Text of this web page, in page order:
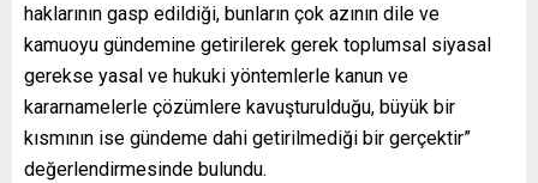
haklarının gasp edildiği, bunların çok azının dile ve
kamuoyu gündemine getirilerek gerek toplumsal siyasal
gerekse yasal ve hukuki yöntemlerle kanun ve
kararnamelerle çözümlere kavuşturulduğu, büyük bir
kısmının ise gündeme dahi getirilmediği bir gerçektir”
değerlendirmesinde bulundu.